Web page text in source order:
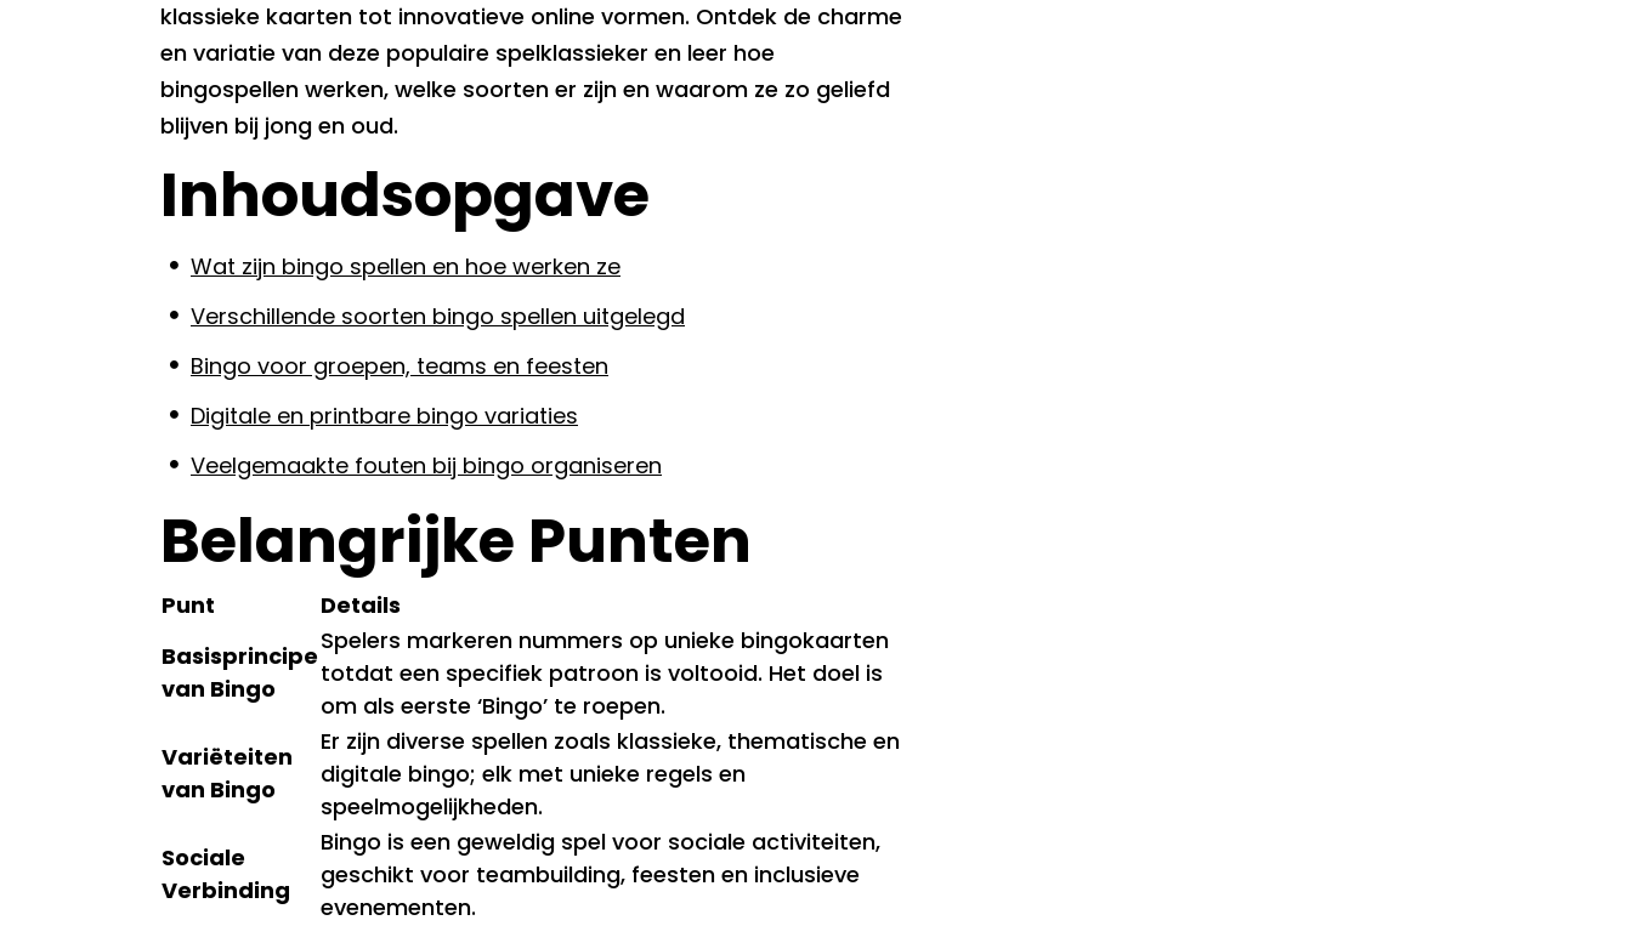
klassieke kaarten tot innovatieve online vormen. Ontdek de charme
en variatie van deze populaire spelklassieker en leer hoe
bingospellen werken, welke soorten er zijn en waarom ze zo geliefd
blijven bij jong en oud.
Inhoudsopgave
Wat zijn bingo spellen en hoe werken ze
Verschillende soorten bingo spellen uitgelegd
Bingo voor groepen, teams en feesten
Digitale en printbare bingo variaties
Veelgemaakte fouten bij bingo organiseren
Belangrijke Punten
Punt
Details
Basisprincipe
van Bingo
Spelers markeren nummers op unieke bingokaarten
totdat een specifiek patroon is voltooid. Het doel is
om als eerste ‘Bingo’ te roepen.
Variëteiten
van Bingo
Er zijn diverse spellen zoals klassieke, thematische en
digitale bingo; elk met unieke regels en
speelmogelijkheden.
Sociale
Verbinding
Bingo is een geweldig spel voor sociale activiteiten,
geschikt voor teambuilding, feesten en inclusieve
evenementen.